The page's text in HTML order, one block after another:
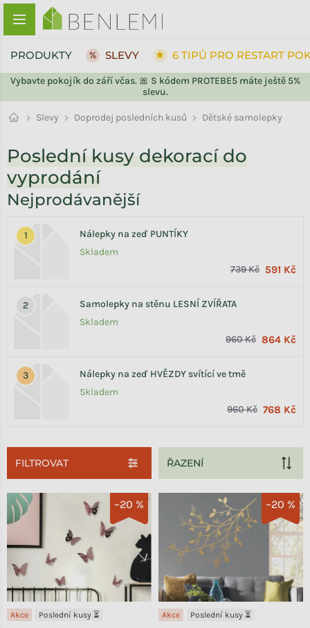
Přejít na obsah
Vybavte pokojík do září včas. 🎀 S kódem PROTEBE5 máte ještě 5%
slevu.
PRODUKTY SLEVY 6 TIPŮ PRO RESTART
Slevy Doprodej posledních kusů Dětské samolepky
Poslední kusy dekorací do
vyprodání
Nejprodávanější
Nálepky na zeď PUNTÍKY
Skladem
739 Kč 591 Kč
Samolepky na stěnu LESNÍ ZVÍŘATA
Skladem
960 Kč 864 Kč
Nálepky na zeď HVĚZDY svítící ve tmě
Skladem
960 Kč 768 Kč
FILTROVAT
Výpis produktů
–20 %
Akce Poslední kusy ⏳
–20 %
Akce Poslední kusy ⏳
ZPĚT DO OBCHODU